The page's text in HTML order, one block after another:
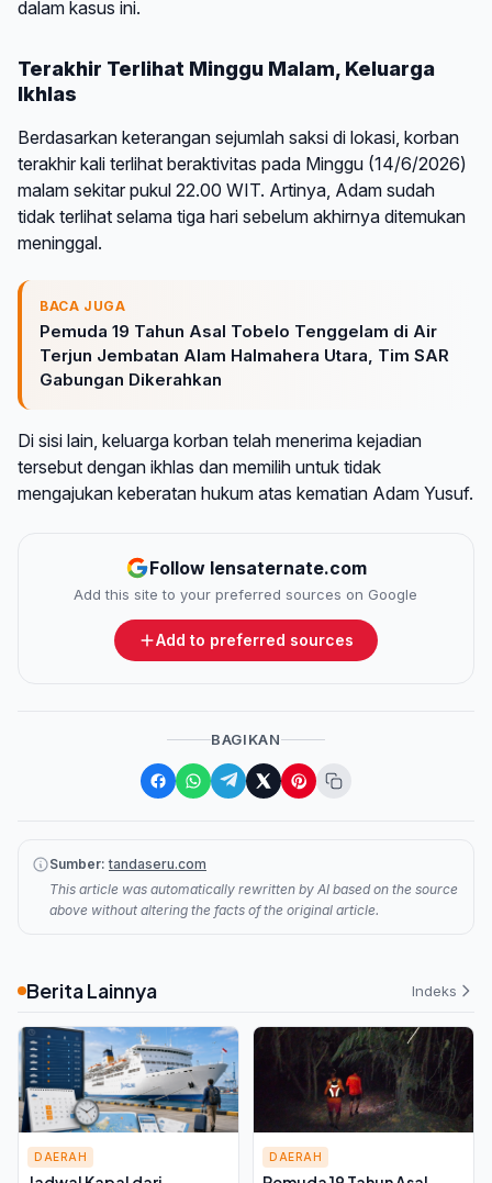
dalam kasus ini.
Terakhir Terlihat Minggu Malam, Keluarga
Ikhlas
Berdasarkan keterangan sejumlah saksi di lokasi, korban
terakhir kali terlihat beraktivitas pada Minggu (14/6/2026)
malam sekitar pukul 22.00 WIT. Artinya, Adam sudah
tidak terlihat selama tiga hari sebelum akhirnya ditemukan
meninggal.
BACA JUGA
Pemuda 19 Tahun Asal Tobelo Tenggelam di Air
Terjun Jembatan Alam Halmahera Utara, Tim SAR
Gabungan Dikerahkan
Di sisi lain, keluarga korban telah menerima kejadian
tersebut dengan ikhlas dan memilih untuk tidak
mengajukan keberatan hukum atas kematian Adam Yusuf.
Follow lensaternate.com
Add this site to your preferred sources on Google
Add to preferred sources
BAGIKAN
Sumber: tandaseru.com
This article was automatically rewritten by AI based on the source
above without altering the facts of the original article.
Berita Lainnya Indeks
DAERAH DAERAH